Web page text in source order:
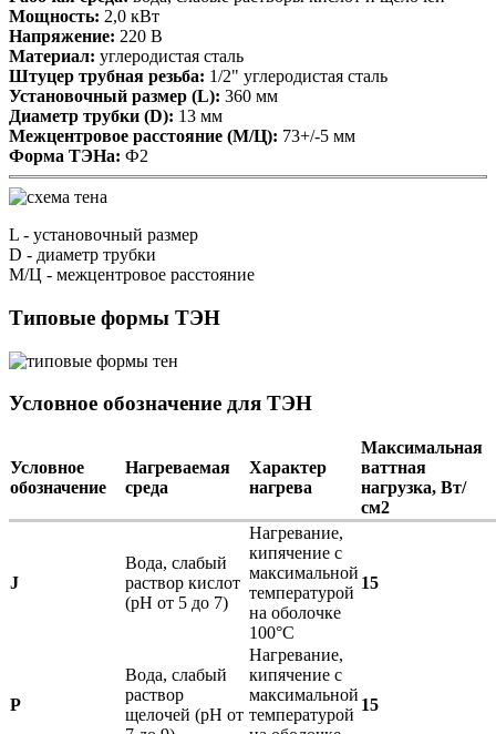
Мощность: 2,0 кВт
Напряжение: 220 В
Материал: углеродистая сталь
Штуцер трубная резьба: 1/2" углеродистая сталь
Установочный размер (L): 360 мм
Диаметр трубки (D): 13 мм
Межцентровое расстояние (М/Ц): 73+/-5 мм
Форма ТЭНа: Ф2
L - установочный размер
D - диаметр трубки
М/Ц - межцентровое расстояние
Типовые формы ТЭН
Условное обозначение для ТЭН
Условное
обозначение
Нагреваемая
среда
Характер
нагрева
Максимальная
ваттная
нагрузка, Вт/
см2
J
Вода, слабый
раствор кислот
(pH от 5 до 7)
Нагревание,
кипячение с
максимальной
температурой
на оболочке
100°С
15
P
Вода, слабый
раствор
щелочей (pH от
Нагревание,
кипячение с
максимальной
температурой
15